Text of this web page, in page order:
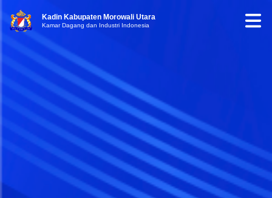
Kadin Kabupaten Morowali Utara
Kamar Dagang dan Industri Indonesia